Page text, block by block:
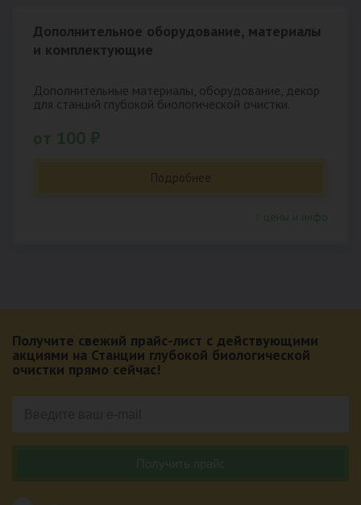
Дополнительное оборудование, материалы
и комплектующие
Дополнительные материалы, оборудование, декор
для станций глубокой биологической очистки.
Подробнее
Получите свежий прайс-лист с действующими
акциями на Станции глубокой биологической
очистки прямо сейчас!